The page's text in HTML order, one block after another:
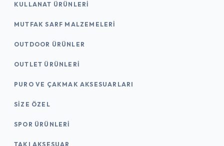
KULLANAT ÜRÜNLERI
MUTFAK SARF MALZEMELERI
OUTDOOR ÜRÜNLER
OUTLET ÜRÜNLERI
PURO VE ÇAKMAK AKSESUARLARI
SIZE ÖZEL
SPOR ÜRÜNLERI
TAKI AKSESUAR